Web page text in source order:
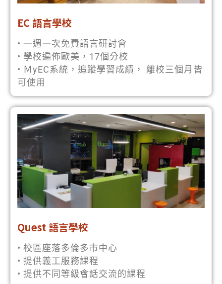
EC 語言學校
• 一週一次免費語言研討會
• 學校遍佈歐美，17個分校
• ＭyEC系統，追蹤學習成績， 離校三個月皆
可使用
Quest 語言學校
• 校區座落多倫多市中心
• 提供義工服務課程
• 提供不同等級會話交流的課程